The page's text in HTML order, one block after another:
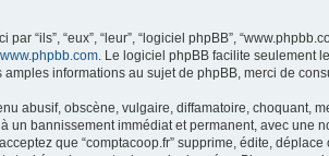
“ils”, “eux”, “leur”, “logiciel phpBB”,
www.phpbb.com. Le logiciel phpBB facilite seulement
informations au sujet de phpBB, merci de
abusif, obscène, vulgaire, diffamatoire, choquant,
un bannissement immédiat et permanent, avec une
que “comptacoop.fr” supprime, édite,